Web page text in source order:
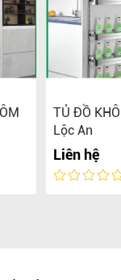
TỦ ĐỒ
Lộc An
Liên hệ